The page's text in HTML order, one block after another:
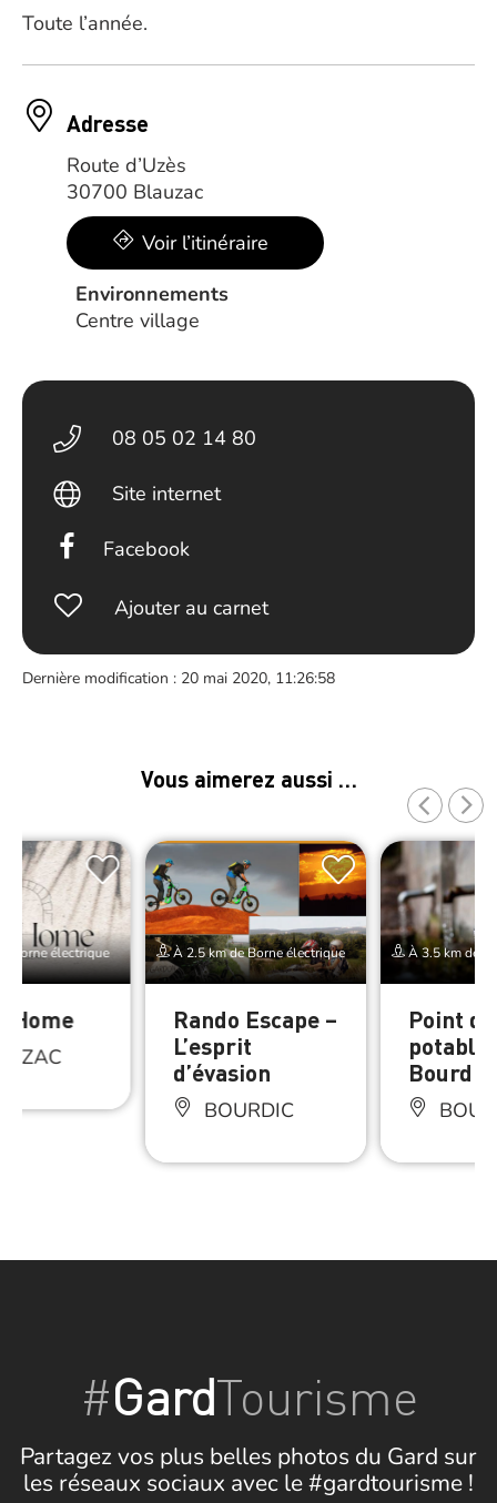
Toute l’année.
Adresse
Route d’Uzès
30700 Blauzac
Voir l’itinéraire
Environnements
Centre village
08 05 02 14 80
Site internet
Facebook
Ajouter au carnet
Dernière modification : 20 mai 2020, 11:26:58
Vous aimerez aussi …
Borne électrique
Home
À 2.5 km de Borne électrique
Rando Escape –
L’esprit
d’évasion
BOURDIC
À 3.5 km de
Point
potable
Bourdic
#GardTourisme
Partagez vos plus belles photos du Gard sur
les réseaux sociaux avec le #gardtourisme !